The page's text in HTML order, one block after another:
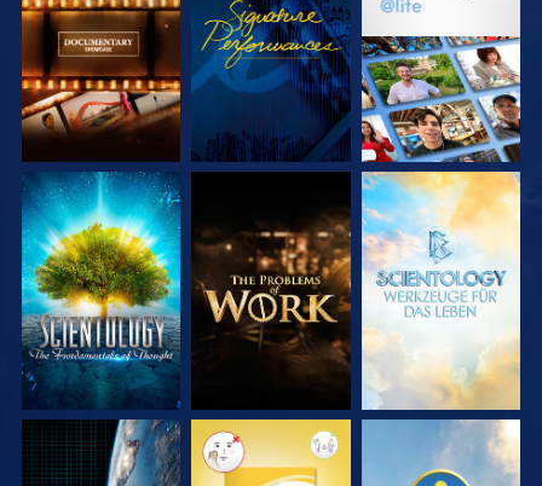
ENTDECKEN
SERIE
ENTDECKEN
SERIE
ENTDECKEN
SERIE
ENTDECKEN